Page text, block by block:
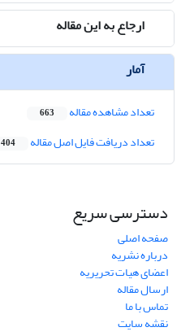
ارجاع به این مقاله
آمار
تعداد مشاهده مقاله 663
تعداد دریافت فایل اصل مقاله 404
دسترسی سریع
صفحه اصلی
درباره نشریه
اعضای هیات تحریریه
ارسال مقاله
تماس با ما
نقشه سایت